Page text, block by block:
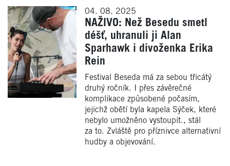
04. 08. 2025
NAŽIVO: Než Besedu smetl
déšť, uhranuli ji Alan
Sparhawk i divoženka Erika
Rein
Festival Beseda má za sebou třicátý
druhý ročník. I přes závěrečné
komplikace způsobené počasím,
jejichž obětí byla kapela Sýček, které
nebylo umožněno vystoupit., stál
za to. Zvláště pro příznivce alternativní
hudby a objevování.